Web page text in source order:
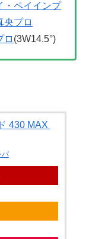
・ペイインプ
央プロ
ロ (3W14.5°)
430 MAX
バ